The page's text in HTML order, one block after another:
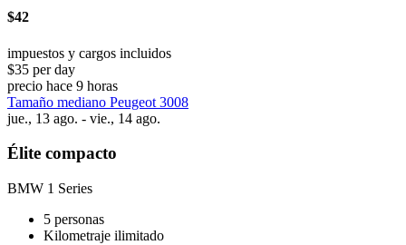
$42
impuestos y cargos incluidos
$35 per day
precio hace 9 horas
Tamaño mediano Peugeot 3008
jue., 13 ago. - vie., 14 ago.
Élite compacto
BMW 1 Series
5 personas
Kilometraje ilimitado